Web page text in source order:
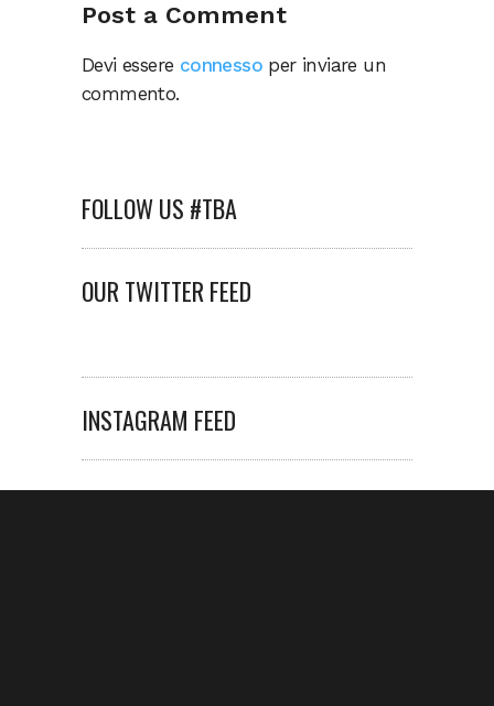
Post a Comment
Devi essere connesso per inviare un
commento.
FOLLOW US #TBA
OUR TWITTER FEED
INSTAGRAM FEED